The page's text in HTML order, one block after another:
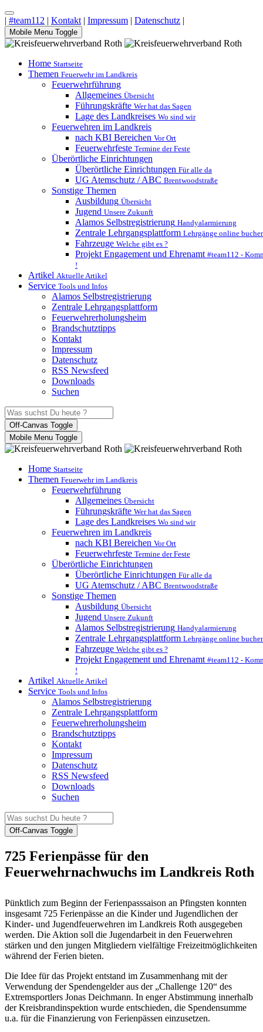
| #team112 | Kontakt | Impressum | Datenschutz |
Mobile Menu Toggle
Home Startseite
Themen Feuerwehr im Landkreis
Feuerwehrführung
Allgemeines Übersicht
Führungskräfte Wer hat das Sagen
Lage des Landkreises Wo sind wir
Feuerwehren im Landkreis
nach KBI Bereichen Vor Ort
Feuerwehrfeste Termine der Feste
Überörtliche Einrichtungen
Überörtliche Einrichtungen Für alle da
UG Atemschutz / ABC Brentwoodstraße
Sonstige Themen
Ausbildung Übersicht
Jugend Unsere Zukunft
Alamos Selbstregistrierung Handyalarmierung
Zentrale Lehrgangsplattform Lehrgänge online
Fahrzeuge Welche gibt es ?
Projekt Engagement und Ehrenamt #team112 -
!
Artikel Aktuelle Artikel
Service Tools und Infos
Alamos Selbstregistrierung
Zentrale Lehrgangsplattform
Feuerwehrerholungsheim
Brandschutztipps
Kontakt
Impressum
Datenschutz
RSS Newsfeed
Downloads
Suchen
Off-Canvas Toggle
Mobile Menu Toggle
Home Startseite
Themen Feuerwehr im Landkreis
Feuerwehrführung
Allgemeines Übersicht
Führungskräfte Wer hat das Sagen
Lage des Landkreises Wo sind wir
Feuerwehren im Landkreis
nach KBI Bereichen Vor Ort
Feuerwehrfeste Termine der Feste
Überörtliche Einrichtungen
Überörtliche Einrichtungen Für alle da
UG Atemschutz / ABC Brentwoodstraße
Sonstige Themen
Ausbildung Übersicht
Jugend Unsere Zukunft
Alamos Selbstregistrierung Handyalarmierung
Zentrale Lehrgangsplattform Lehrgänge online
Fahrzeuge Welche gibt es ?
Projekt Engagement und Ehrenamt #team112 -
!
Artikel Aktuelle Artikel
Service Tools und Infos
Alamos Selbstregistrierung
Zentrale Lehrgangsplattform
Feuerwehrerholungsheim
Brandschutztipps
Kontakt
Impressum
Datenschutz
RSS Newsfeed
Downloads
Suchen
Off-Canvas Toggle
725 Ferienpässe für den
Feuerwehrnachwuchs im Landkreis Roth
Pünktlich zum Beginn der Ferienpasssaison an Pfingsten konnten
insgesamt 725 Ferienpässe an die Kinder und Jugendlichen der
Kinder- und Jugendfeuerwehren im Landkreis Roth ausgegeben
werden. Die Aktion soll die Jugendarbeit in den Feuerwehren
stärken und den jungen Mitgliedern vielfältige Freizeitmöglichkeiten
während der Ferien bieten.
Die Idee für das Projekt entstand im Zusammenhang mit der
Verwendung der Spendengelder aus der „Challenge 120“ des
Extremsportlers Jonas Deichmann. In enger Abstimmung innerhalb
der Kreisbrandinspektion wurde entschieden, die Spendensumme
u.a. für die Finanzierung von Ferienpässen einzusetzen.